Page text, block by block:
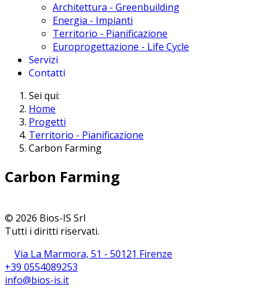
Architettura - Greenbuilding
Energia - Impianti
Territorio - Pianificazione
Europrogettazione - Life Cycle
Servizi
Contatti
Sei qui:
Home
Progetti
Territorio - Pianificazione
Carbon Farming
Carbon Farming
© 2026 Bios-IS Srl
Tutti i diritti riservati.
Via La Marmora, 51 - 50121 Firenze
+39 0554089253
info@bios-is.it